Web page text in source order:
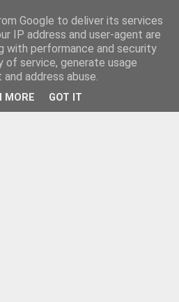
Google to deliver its services
IP address and user-agent are
with performance and security
service, generate usage
address abuse.
MORE GOT IT